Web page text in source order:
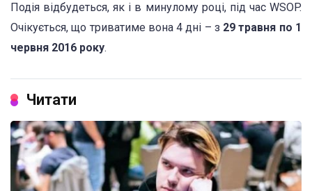
Подія відбудеться, як і в минулому році, під час WSOP.
Очікується, що триватиме вона 4 дні – з 29 травня по 1
червня 2016 року.
Читати